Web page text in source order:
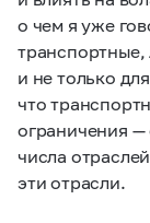
о чем я уже
и не только
что
ограничения —
числа
эти отрасли.